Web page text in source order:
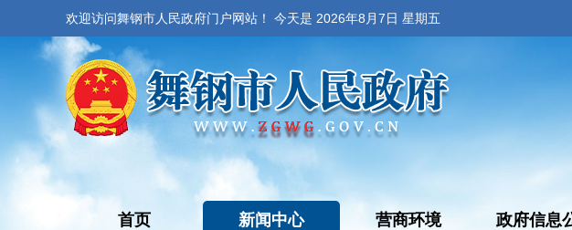
欢迎访问舞钢市人民政府门户网站！ 今天是 2026年8月7日 星期五
首页 新闻中心 营商环境 政府信息